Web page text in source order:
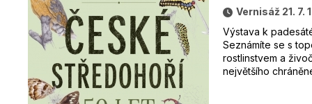
Vernisáž 21. 7.
Výstava k
Seznámíte se s
rostlinstvem a
největšího